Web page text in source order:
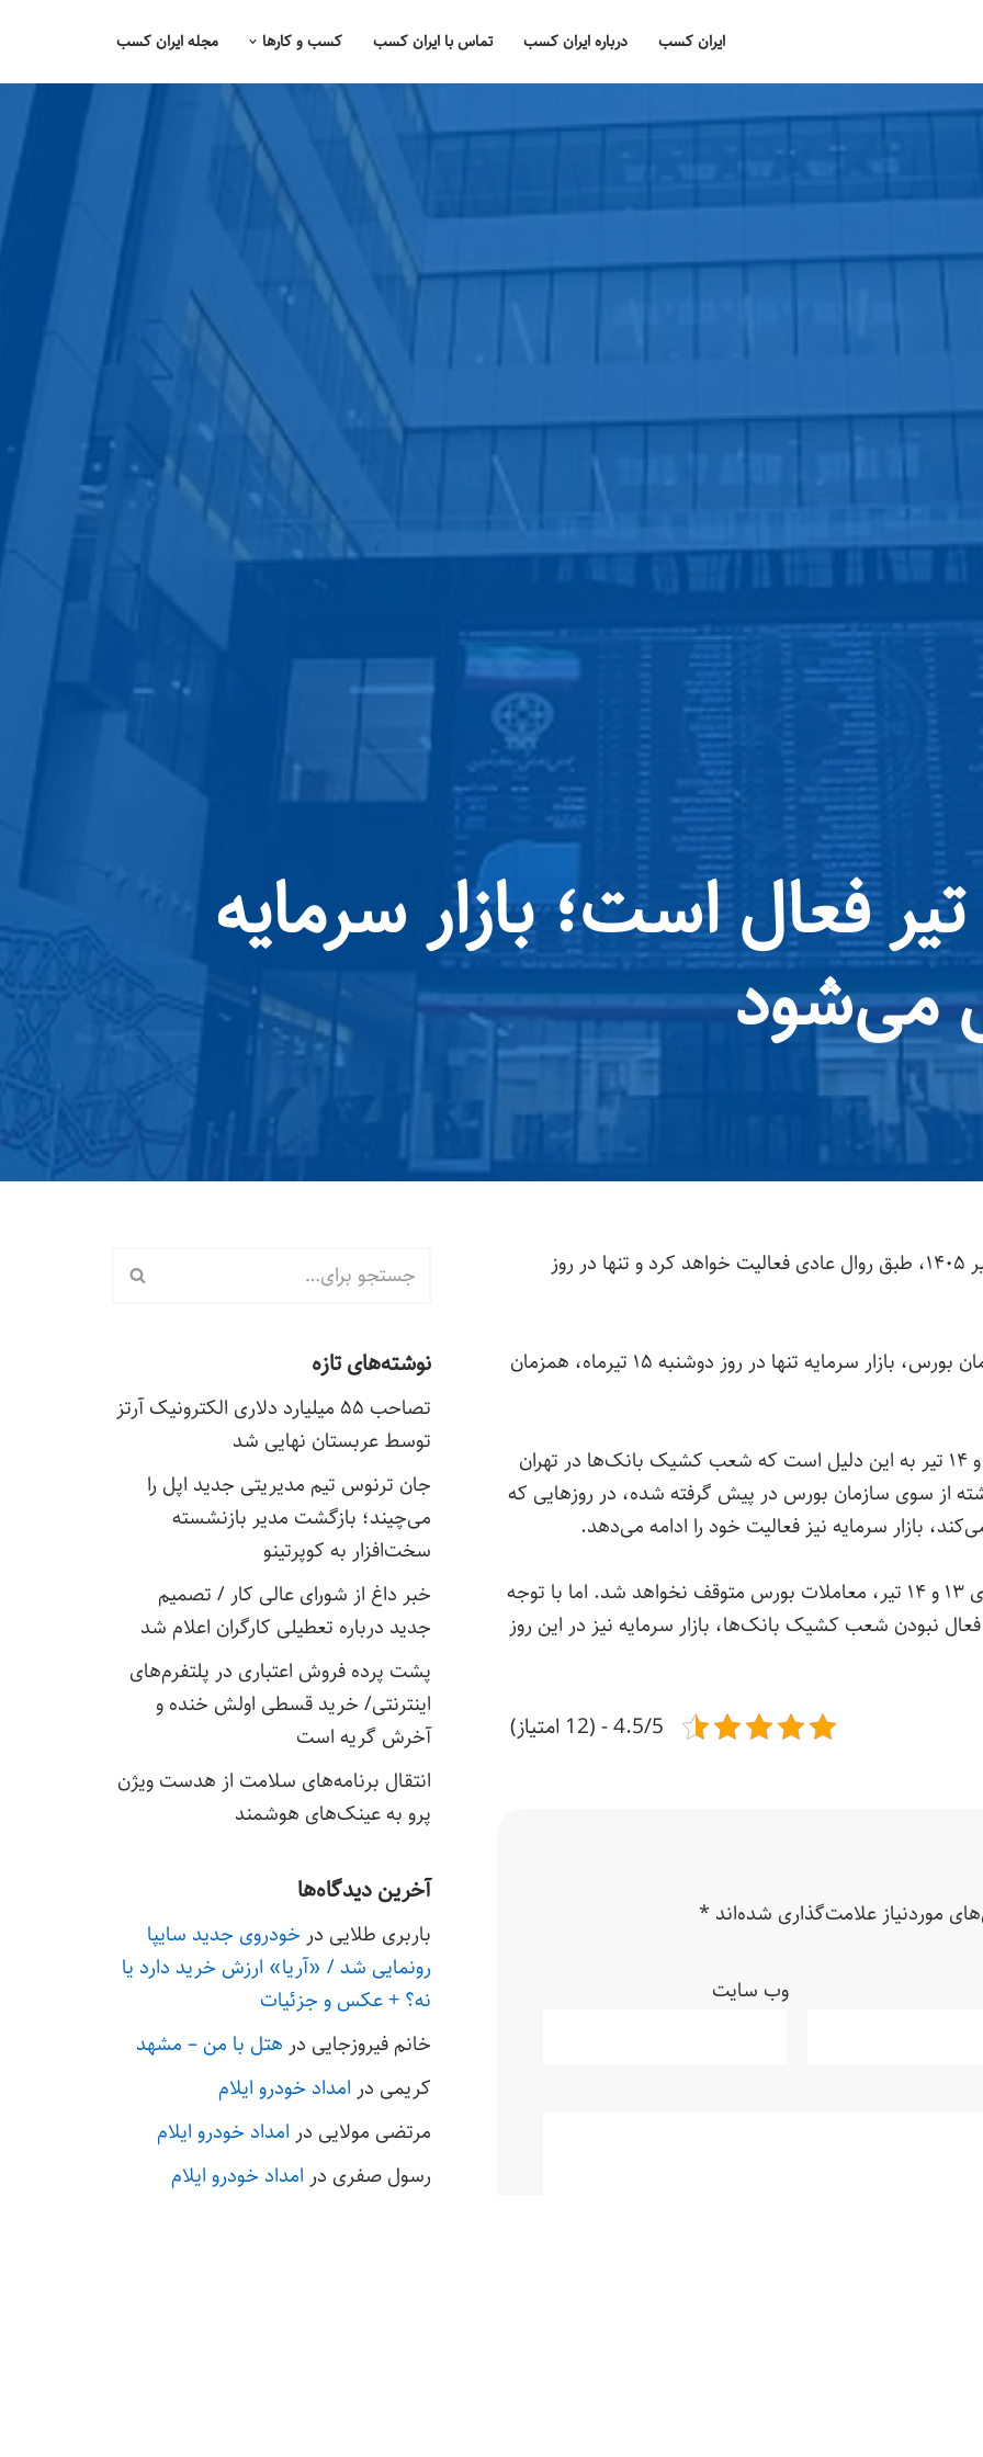
ایران کسب درباره ایران کسب تماس با ایران کسب کسب و کارها مجله ایران کسب
بورس ۱۳ و ۱۴ تیر فعال است؛ بازار سرمایه
می‌شود
بازار سرمایه در روزهای شنبه و یکشنبه، ۱۳ و ۱۴ تیر ۱۴۰۵، طبق روال عادی فعالیت خواهد کرد و تنها در روز
براساس پیگیری خبرنگار مهر از روابط عمومی سازمان بورس، بازار سرمایه تنها در روز دوشنبه ۱۵ تیرماه، همزمان
به نظر می‌رسد تداوم فعالیت بورس در روزهای ۱۳ و ۱۴ تیر به این دلیل است که شعب کشیک بانک‌ها در تهران
از سوی سازمان بورس در پیش گرفته شده، در روزهایی که
بازار سرمایه نیز فعالیت خود را ادامه می‌دهد.
از همین رو، با وجود تعطیلی استان تهران در روزهای ۱۳ و ۱۴ تیر، معاملات بورس متوقف نخواهد شد. اما با توجه
سراسری کشور در روز دوشنبه ۱۵ تیر و فعال نبودن شعب کشیک بانک‌ها، بازار سرمایه نیز در این روز
4.5/5 - (12 امتیاز)
موردنیاز علامت‌گذاری شده‌اند *
وب‌ سایت
نوشته‌های تازه
تصاحب ۵۵ میلیارد دلاری الکترونیک آرتز
توسط عربستان نهایی شد
جان ترنوس تیم مدیریتی جدید اپل را
می‌چیند؛ بازگشت مدیر بازنشسته
سخت‌افزار به کوپرتینو
خبر داغ از شورای عالی کار / تصمیم
جدید درباره تعطیلی کارگران اعلام شد
پشت پرده فروش اعتباری در پلتفرم‌های
اینترنتی/ خرید قسطی اولش خنده و
آخرش گریه است
انتقال برنامه‌های سلامت از هدست ویژن
پرو به عینک‌های هوشمند
آخرین دیدگاه‌ها
باربری طلایی در خودروی جدید سایپا
رونمایی شد / «آریا» ارزش خرید دارد یا
نه؟ + عکس و جزئیات
خانم فیروزجایی در هتل با من – مشهد
کریمی در امداد خودرو ایلام
مرتضی مولایی در امداد خودرو ایلام
رسول صفری در امداد خودرو ایلام